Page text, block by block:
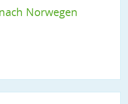
Norwegen